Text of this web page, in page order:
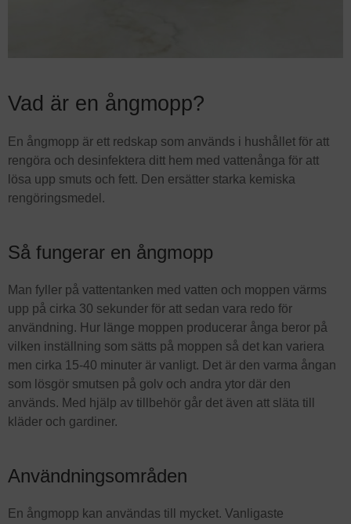
Vad är en ångmopp?
En ångmopp är ett redskap som används i hushållet för att
rengöra och desinfektera ditt hem med vattenånga för att
lösa upp smuts och fett. Den ersätter starka kemiska
rengöringsmedel.
Så fungerar en ångmopp
Man fyller på vattentanken med vatten och moppen värms
upp på cirka 30 sekunder för att sedan vara redo för
användning. Hur länge moppen producerar ånga beror på
vilken inställning som sätts på moppen så det kan variera
men cirka 15-40 minuter är vanligt. Det är den varma ångan
som lösgör smutsen på golv och andra ytor där den
används. Med hjälp av tillbehör går det även att släta till
kläder och gardiner.
Användningsområden
En ångmopp kan användas till mycket. Vanligaste